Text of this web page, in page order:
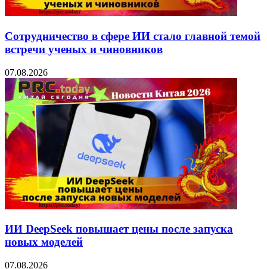
Сотрудничество в сфере ИИ стало главной темой
встречи ученых и чиновников
07.08.2026
ИИ DeepSeek повышает цены после запуска
новых моделей
07.08.2026